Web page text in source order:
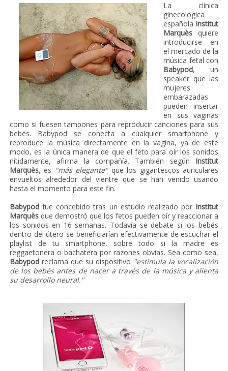
La clínica
ginecológica
española Institut
Marquèsquiere
introducirse en
el mercado de la
música fetal con
Babypod, un
speaker que las
mujeres
embarazadas
pueden insertar
en sus vaginas
como si fuesen tampones para reproducir canciones para sus
bebés. Babypod se conecta a cualquier smartphone y
reproduce la música directamente en la vagina, ya de este
modo, es la única manera de que el feto para oír los sonidos
nítidamente, afirma la compañía. También según Institut
Marquès, es "más elegante"que los gigantescos auriculares
envueltos alrededor del vientre que se han venido usando
hasta el momento para este fin.
Babypodfue concebido tras un estudio realizado por Institut
Marquèsque demostró que los fetos pueden oír y reaccionar a
los sonidos en 16 semanas. Todavía se debate si los bebés
dentro del útero se beneficiarían efectivamente de escuchar el
playlist de tu smartphone, sobre todo si la madre es
reggaetonera o bachatera por razones obvias. Sea como sea,
Babypodreclama que su dispositivo "estimula la vocalización
de los bebés antes de nacer a través de la música y alienta
su desarrollo neural."